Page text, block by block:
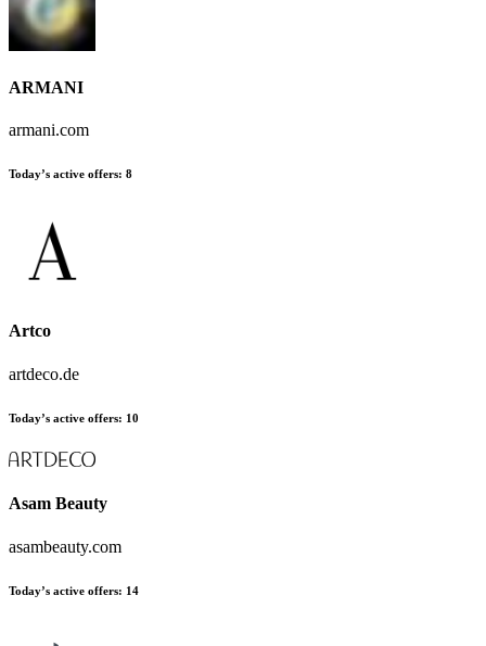
ARMANI
armani.com
Today’s active offers: 8
Artco
artdeco.de
Today’s active offers: 10
Asam Beauty
asambeauty.com
Today’s active offers: 14